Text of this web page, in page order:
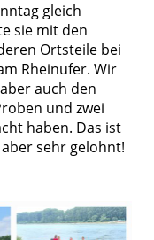
gleich
sie mit den
Ortsteile bei
Rheinufer. Wir
auch den
und zwei
haben. Das ist
sehr gelohnt!